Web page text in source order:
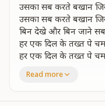
उसका सब करते बखान
उसका सब करते बखान
बिन देखे और बिन जाने
हर एक दिल के तख्त पे
हर एक दिल के तख्त पे
इन नयनोंसे दिखता नहीं वो
Read more